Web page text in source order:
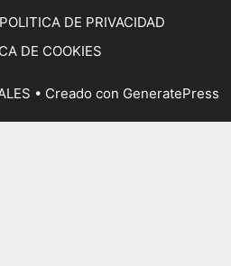
POLITICA DE PRIVACIDAD
DE COOKIES
• Creado con GeneratePress